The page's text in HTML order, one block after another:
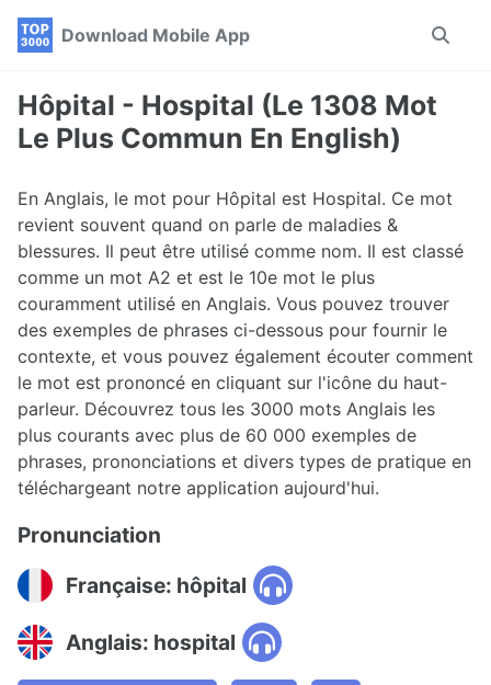
Skip
navigation
Skip
Skip
Download Mobile App
Toggle
Hôpital - Hospital (Le 1308 Mot
Le Plus Commun En English)
En Anglais, le mot pour Hôpital est Hospital. Ce mot
revient souvent quand on parle de maladies &
blessures. Il peut être utilisé comme nom. Il est classé
comme un mot A2 et est le 10e mot le plus
couramment utilisé en Anglais. Vous pouvez trouver
des exemples de phrases ci-dessous pour fournir le
contexte, et vous pouvez également écouter comment
le mot est prononcé en cliquant sur l'icône du haut-
parleur. Découvrez tous les 3000 mots Anglais les
plus courants avec plus de 60 000 exemples de
phrases, prononciations et divers types de pratique en
téléchargeant notre application aujourd'hui.
Pronunciation
Française: hôpital
Anglais: hospital